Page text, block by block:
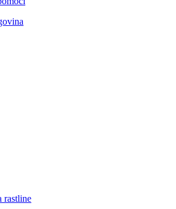
rastline